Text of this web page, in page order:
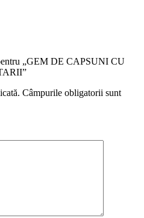
„GEM DE CAPSUNI CU
Câmpurile obligatorii sunt